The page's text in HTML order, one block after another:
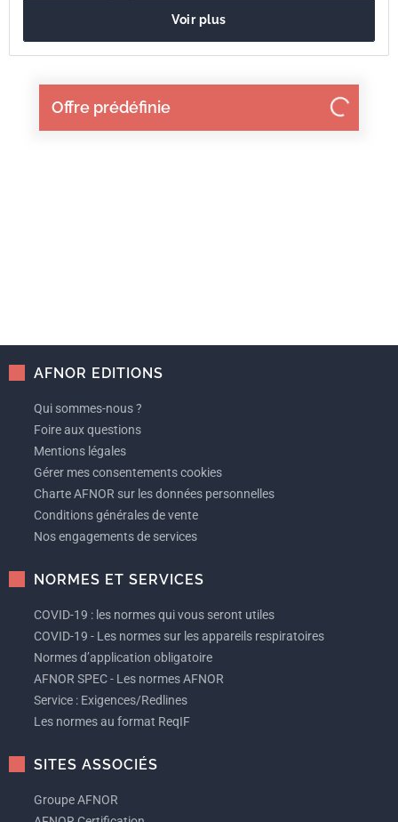
Offre prédéfinie
2-12-300431-6
Codes ICS
Voir plus
AFNOR EDITIONS
Qui sommes-nous ?
Foire aux questions
Mentions légales
Gérer mes consentements cookies
Charte AFNOR sur les données personnelles
Conditions générales de vente
Nos engagements de services
NORMES ET SERVICES
COVID-19 : les normes qui vous seront utiles
COVID-19 - Les normes sur les appareils respiratoires
Normes d’application obligatoire
AFNOR SPEC - Les normes AFNOR
Service : Exigences/Redlines
Les normes au format ReqIF
SITES ASSOCIÉS
Groupe AFNOR